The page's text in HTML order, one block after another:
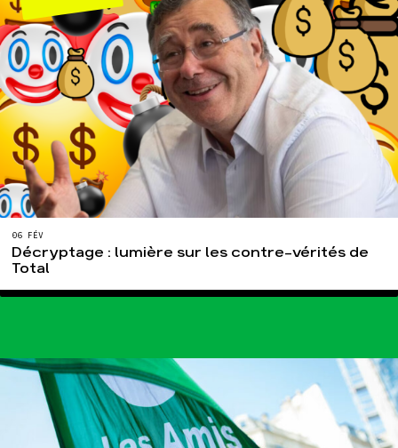
06 FÉV
Décryptage : lumière sur les contre-vérités de
Total